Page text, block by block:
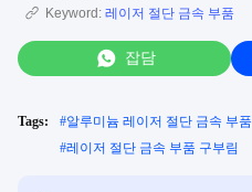
Keyword: 레이저 절단 금속 부품
잡담
Tags: #알루미늄 레이저 절단 금속 부품
#레이저 절단 금속 부품 구부림